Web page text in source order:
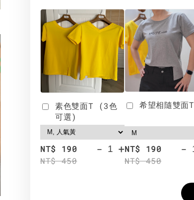
素色雙面T (3色
可選)
NT$ 190
NT$ 450
- +
希望相隨雙面T
NT$ 190
NT$ 450
-